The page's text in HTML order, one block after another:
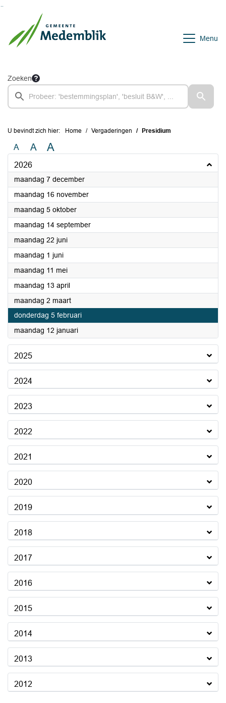
Menu
Zoeken
U bevindt zich hier: Home Vergaderingen Presidium
A A A
2026
maandag 7 december2026
maandag 16 november2026
maandag 5 oktober2026
maandag 14 september2026
maandag 22 juni2026
maandag 1 juni2026
maandag 11 mei2026
maandag 13 april2026
maandag 2 maart2026
donderdag 5 februari2026
maandag 12 januari2026
2025
2024
2023
2022
2021
2020
2019
2018
2017
2016
2015
2014
2013
2012